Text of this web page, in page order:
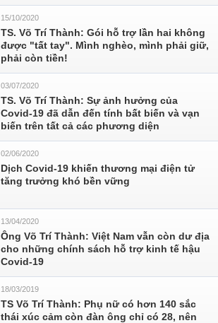
15/10/2020
TS. Võ Trí Thành: Gói hỗ trợ lần hai không
được "tất tay". Mình nghèo, mình phải giữ,
phải còn tiền!
03/07/2020
TS. Võ Trí Thành: Sự ảnh hưởng của
Covid-19 đã dẫn đến tính bất biến và vạn
biến trên tất cả các phương diện
02/06/2020
Dịch Covid-19 khiến thương mại điện tử
tăng trưởng khó bền vững
13/04/2020
Ông Võ Trí Thành: Việt Nam vẫn còn dư địa
cho những chính sách hỗ trợ kinh tế hậu
Covid-19
18/03/2019
TS Võ Trí Thành: Phụ nữ có hơn 140 sắc
thái xúc cảm còn đàn ông chỉ có 28, nên